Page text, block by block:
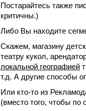
Постарайтесь также
критичны.)
Либо Вы находите
Скажем, магазину
театру кукол,
локальной географией
т.д. А другие способы
Или кто-то из
(вместо того, чтобы